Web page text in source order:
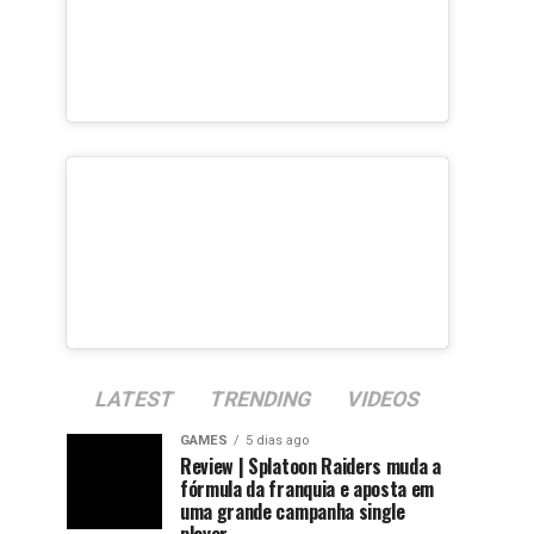
LATEST TRENDING VIDEOS
GAMES 5 dias ago
Review | Splatoon Raiders muda a
fórmula da franquia e aposta em
uma grande campanha single